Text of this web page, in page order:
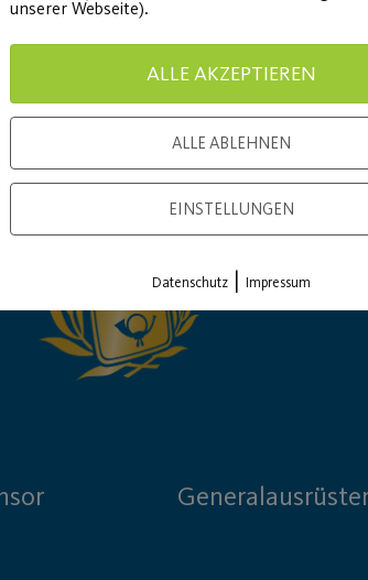
WEITERLESEN
Load More
unserer Webseite).
ALLE AKZEPTIEREN
ALLE ABLEHNEN
EINSTELLUNGEN
Datenschutz | Impressum